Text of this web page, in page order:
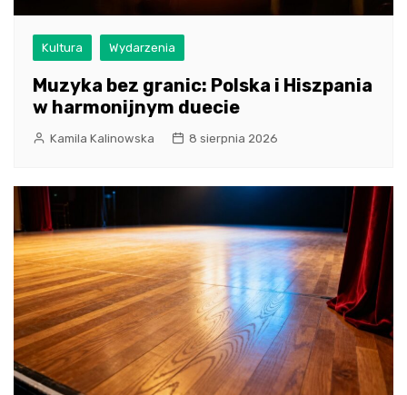
Kultura Wydarzenia
Muzyka bez granic: Polska i Hiszpania
w harmonijnym duecie
Kamila Kalinowska 8 sierpnia 2026